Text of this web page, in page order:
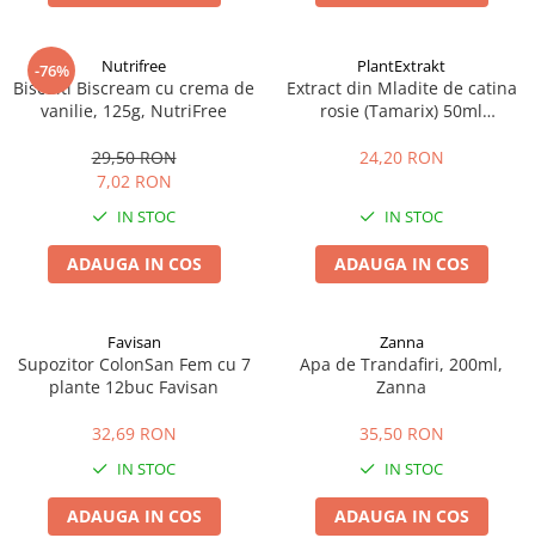
-76% Nutrifree
Biscuiti Biscream cu crema de
vanilie, 125g, NutriFree
29,50 RON
7,02 RON
IN STOC
ADAUGA IN COS
PlantExtrakt
Extract din Mladite de catina
rosie (Tamarix) 50ml
24,20 RON
IN STOC
ADAUGA IN COS
Favisan
Supozitor ColonSan Fem cu 7
plante 12buc Favisan
32,69 RON
IN STOC
ADAUGA IN COS
Zanna
Apa de Trandafiri, 200ml,
Zanna
35,50 RON
IN STOC
ADAUGA IN COS